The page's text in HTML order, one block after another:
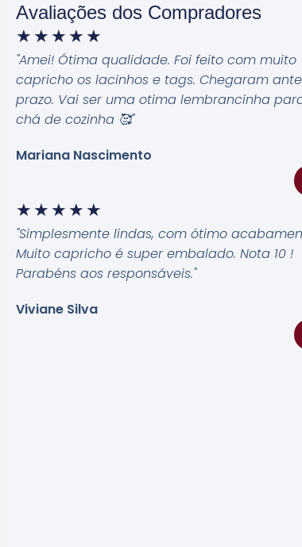
Avaliações dos Compradores
★ ★ ★ ★ ★
"Amei! Ótima qualidade. Foi feito com muito
capricho os lacinhos e tags. Chegaram
prazo. Vai ser uma otima lembrancinha
chá de cozinha 🥰"
Mariana Nascimento
★ ★ ★ ★ ★
"Simplesmente lindas, com ótimo
Muito capricho é super embalado. Nota 10 !
Parabéns aos responsáveis."
Viviane Silva